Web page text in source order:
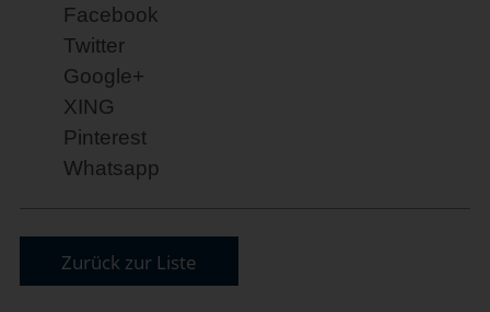
Facebook
Twitter
Google+
XING
Pinterest
Whatsapp
Zurück zur Liste